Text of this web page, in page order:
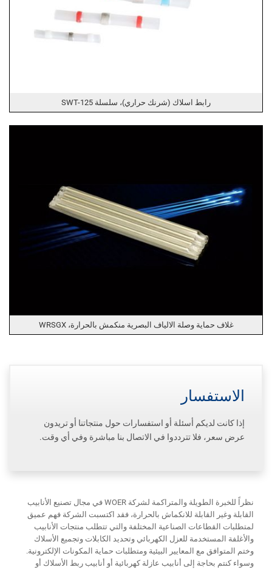
رابط اسلاك (شرنك حراري)، سلسلة SWT-125
غلاف حماية وصلة الالياف البصرية منكمش بالحرارة، WRSGX
الاستفسار
إذا كانت لديكم أسئلة أو استفسارات حول منتجاتنا أو تريدون
عرض سعر، فلا تترددوا في الاتصال بنا مباشرة وفي أي وقت.
نظراً للخبرة الطويلة والمتراكمة لشركة WOER في مجال تصنيع الأنابيب
القابلة وغير القابلة للانكماش بالحرارة، فقد اكتسبت الشركة فهم عميق
لمتطلبات القطاعات الصناعية المختلفة والتي تتطلب منتجات الأنابيب
والأغلفة المستخدمة للعزل الكهربائي وتحديد الكابلات وتجميع الأسلاك
وختم المتوافق مع المعايير البيئية ومتطلبات حماية المكونات الإلكترونية.
وسواء كنتم بحاجة إلى أنابيب عازلة كهربائية أو أنابيب ربط الأسلاك أو